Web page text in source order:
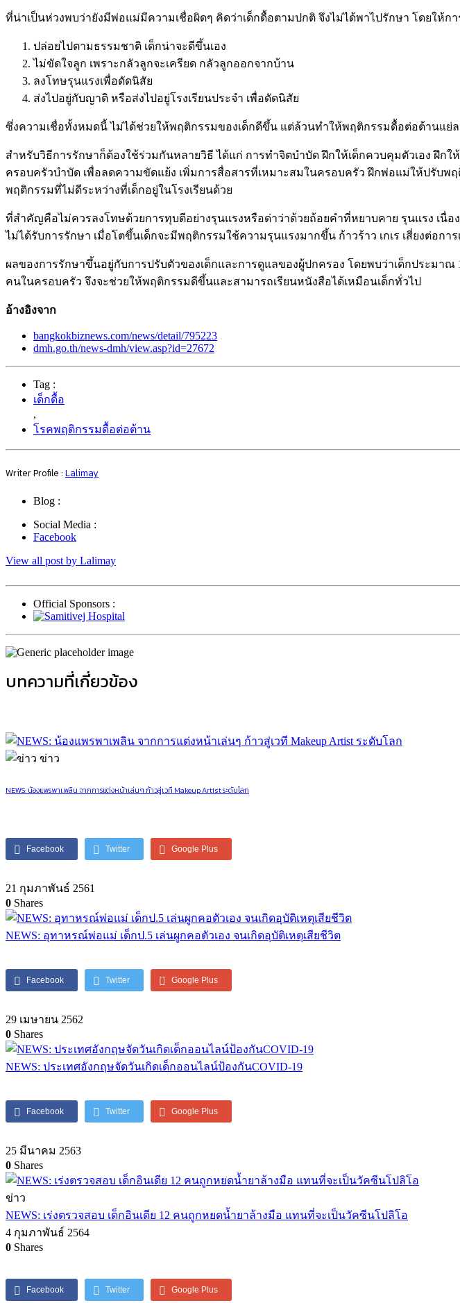
ที่น่าเป็นห่วงพบว่ายังมีพ่อแม่มีความเชื่อผิดๆ คิดว่าเด็กดื้อตามปกติ จึงไม่ได้พาไปรักษา โดยให้ก
ปล่อยไปตามธรรมชาติ เด็กน่าจะดีขึ้นเอง
ไม่ขัดใจลูก เพราะกลัวลูกจะเครียด กลัวลูกออกจากบ้าน
ลงโทษรุนแรงเพื่อดัดนิสัย
ส่งไปอยู่กับญาติ หรือส่งไปอยู่โรงเรียนประจำ เพื่อดัดนิสัย
ซึ่งความเชื่อทั้งหมดนี้ ไม่ได้ช่วยให้พฤติกรรมของเด็กดีขึ้น แต่ล้วนทำให้พฤติกรรมดื้อต่อต้านแย่ล
สำหรับวิธีการรักษาก็ต้องใช้ร่วมกันหลายวิธี ได้แก่ การทำจิตบำบัด ฝึกให้เด็กควบคุมตัวเอง ฝึ
ครอบครัวบำบัด เพื่อลดความขัดแย้ง เพิ่มการสื่อสารที่เหมาะสมในครอบครัว ฝึกพ่อแม่ให้ปรับ
พฤติกรรมที่ไม่ดีระหว่างที่เด็กอยู่ในโรงเรียนด้วย
ที่สำคัญคือไม่ควรลงโทษด้วยการทุบตีอย่างรุนแรงหรือด่าว่าด้วยถ้อยคำที่หยาบคาย รุนแรง เนื่
ไม่ได้รับการรักษา เมื่อโตขึ้นเด็กจะมีพฤติกรรมใช้ความรุนแรงมากขึ้น ก้าวร้าว เกเร เสี่ยงต่อกา
ผลของการรักษาขึ้นอยู่กับการปรับตัวของเด็กและการดูแลของผู้ปกครอง โดยพบว่าเด็กประมา
คนในครอบครัว จึงจะช่วยให้พฤติกรรมดีขึ้นและสามารถเรียนหนังสือได้เหมือนเด็กทั่วไป
อ้างอิงจาก
bangkokbiznews.com/news/detail/795223
dmh.go.th/news-dmh/view.asp?id=27672
Tag :
เด็กดื้อ
,
โรคพฤติกรรมดื้อต่อต้าน
Writer Profile : Lalimay
Blog :
Social Media :
Facebook
View all post by Lalimay
Official Sponsors :
บทความที่เกี่ยวข้อง
ข่าว
NEWS: น้องแพรพาเพลิน จากการแต่งหน้าเล่นๆ ก้าวสู่เวที Makeup Artist ระดับโลก
Facebook Twitter Google Plus
21 กุมภาพันธ์ 2561
0 Shares
NEWS: อุทาหรณ์พ่อแม่ เด็กป.5 เล่นผูกคอตัวเอง จนเกิดอุบัติเหตุเสียชีวิต
Facebook Twitter Google Plus
29 เมษายน 2562
0 Shares
NEWS: ประเทศอังกฤษจัดวันเกิดเด็กออนไลน์ป้องกันCOVID-19
Facebook Twitter Google Plus
25 มีนาคม 2563
0 Shares
ข่าว
NEWS: เร่งตรวจสอบ เด็กอินเดีย 12 คนถูกหยดน้ำยาล้างมือ แทนที่จะเป็นวัคซีนโปลิโอ
4 กุมภาพันธ์ 2564
0 Shares
Facebook Twitter Google Plus